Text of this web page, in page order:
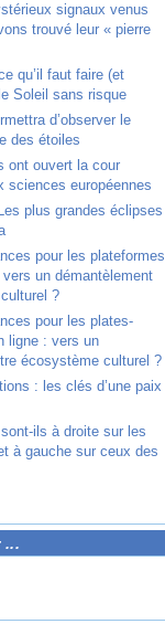
signaux venus
trouvé leur « pierre
qu’il faut faire (et
Soleil sans risque
d’observer le
des étoiles
ont ouvert la cour
sciences européennes
plus grandes éclipses
pour les plateformes
un démantèlement
?
pour les plates-
ligne : vers un
écosystème culturel ?
: les clés d’une paix
ils à droite sur les
à gauche sur ceux des
...